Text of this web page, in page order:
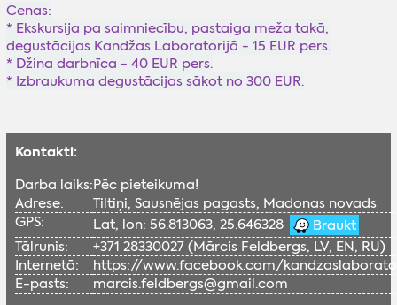
Cenas:
* Ekskursija pa saimniecību, pastaiga meža takā,
degustācijas Kandžas Laboratorijā - 15 EUR pers.
* Džina darbnīca - 40 EUR pers.
* Izbraukuma degustācijas sākot no 300 EUR.
Kontakti:
Darba laiks:Pēc pieteikuma!
Adrese:
Tiltiņi, Sausnējas pagasts, Madonas novads
GPS:
Lat, lon: 56.813063, 25.646328
Braukt
Tālrunis:
+371 28330027 (Mārcis Feldbergs, LV, EN, RU)
Internetā:
https://www.facebook.com/
E-pasts:
marcis.feldbergs@gmail.com